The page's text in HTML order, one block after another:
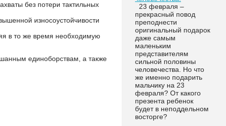
без потери тактильных
износоустойчивости
в то же время необходимую
единоборствам, а также
23 февраля –
прекрасный повод
преподнести
оригинальный подарок
даже самым
маленьким
представителям
сильной половины
человечества. Но что
же именно подарить
мальчику на 23
февраля? От какого
презента ребенок
будет в неподдельном
восторге?